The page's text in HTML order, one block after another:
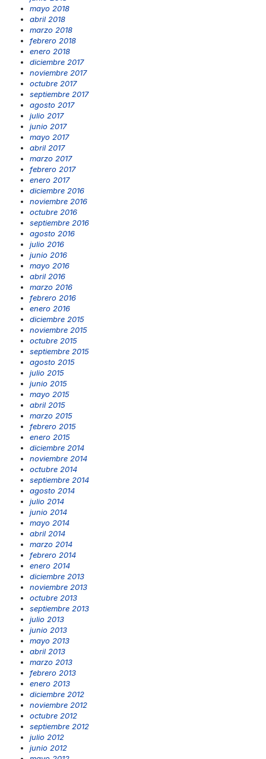
mayo 2018
abril 2018
marzo 2018
febrero 2018
enero 2018
diciembre 2017
noviembre 2017
octubre 2017
septiembre 2017
agosto 2017
julio 2017
junio 2017
mayo 2017
abril 2017
marzo 2017
febrero 2017
enero 2017
diciembre 2016
noviembre 2016
octubre 2016
septiembre 2016
agosto 2016
julio 2016
junio 2016
mayo 2016
abril 2016
marzo 2016
febrero 2016
enero 2016
diciembre 2015
noviembre 2015
octubre 2015
septiembre 2015
agosto 2015
julio 2015
junio 2015
mayo 2015
abril 2015
marzo 2015
febrero 2015
enero 2015
diciembre 2014
noviembre 2014
octubre 2014
septiembre 2014
agosto 2014
julio 2014
junio 2014
mayo 2014
abril 2014
marzo 2014
febrero 2014
enero 2014
diciembre 2013
noviembre 2013
octubre 2013
septiembre 2013
julio 2013
junio 2013
mayo 2013
abril 2013
marzo 2013
febrero 2013
enero 2013
diciembre 2012
noviembre 2012
octubre 2012
septiembre 2012
julio 2012
junio 2012